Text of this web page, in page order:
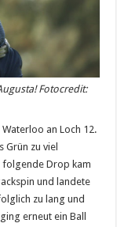
Fotocredit:
an Loch 12.
Grün zu viel
folgende Drop kam
und landete
zu lang und
erneut ein Ball